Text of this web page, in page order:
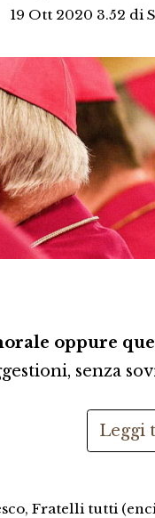
19 Ott 2020 3.52 di
oppure
senza
Leggi
,Fratelli tutti